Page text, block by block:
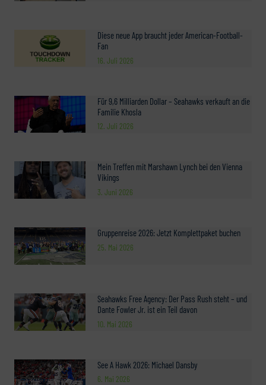
Diese neue App braucht jeder American-Football-
Fan
16. Juli 2026
Für 9,6 Milliarden Dollar – Seahawks verkauft an die
Familie Khosla
12. Juli 2026
Mein Treffen mit Marshawn Lynch bei den Vienna
Vikings
3. Juni 2026
Gruppenreise 2026: Jetzt Komplettpaket buchen
25. Mai 2026
Seahawks Free Agency: Der Pass Rush steht – und
Dante Fowler Jr. ist ein Teil davon
10. Mai 2026
See A Hawk 2026: Michael Dansby
6. Mai 2026